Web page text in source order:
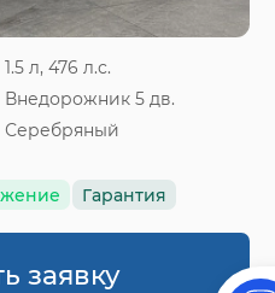
1.5 л, 476 л.с.
Внедорожник 5 дв.
Серебряный
Гарантия
заявку